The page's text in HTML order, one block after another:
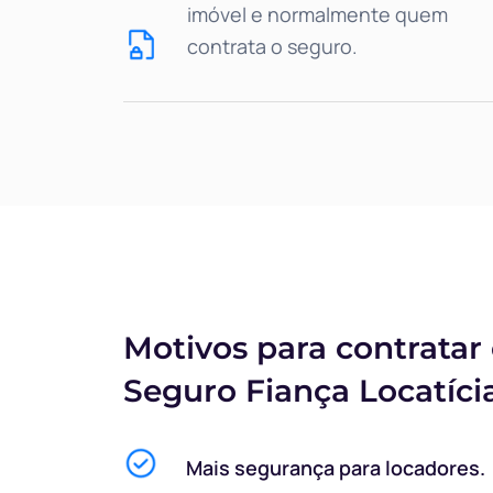
imóvel e normalmente quem
contrata o seguro.
Motivos para contratar
Seguro Fiança
Mais segurança para locadores.